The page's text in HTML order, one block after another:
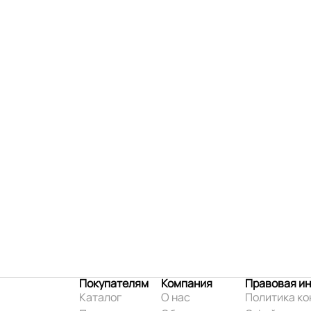
Покупателям
Каталог
Компания
О нас
Правовая
Политика